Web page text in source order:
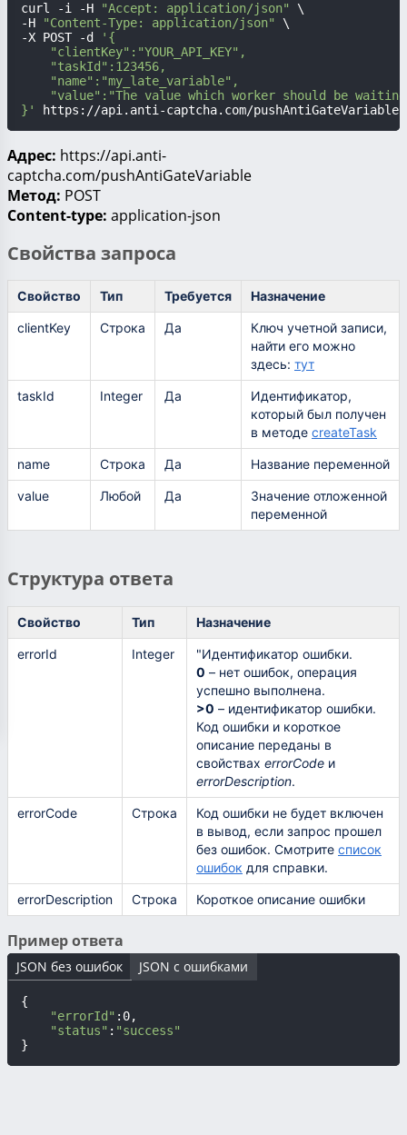
curl -i -H "Accept: application/json"
\
-H
"Content-Type: application/json"
\
-X POST -d
'{
    "clientKey":"YOUR_API_KEY",
    "taskId":123456,
    "name":"my_late_variable",
"value":"The value which worker should be
}'
https://api.anti-captcha.com/pushAntiGateVariable
Адрес: https://api.anti-
captcha.com/pushAntiGateVariable
Метод: POST
Content-type: application-json
Свойства запроса
Свойство Тип Требуется Назначение
clientKey Строка Да
Ключ учетной записи,
найти его можно
здесь: тут
taskId Integer Да
Идентификатор,
который был получен
в методе createTask
name Строка Да Название переменной
value Любой Да
Значение отложенной
переменной
Структура ответа
Свойство Тип Назначение
errorId Integer
"Идентификатор ошибки.
0 – нет ошибок, операция
успешно выполнена.
>0 – идентификатор ошибки.
Код ошибки и короткое
описание переданы в
свойствах errorCode и
errorDescription.
errorCode Строка
Код ошибки не будет включен
в вывод, если запрос прошел
без ошибок. Смотрите список
ошибок для справки.
errorDescription Строка Короткое описание ошибки
Пример ответа
JSON без ошибок JSON с ошибками
{
"errorId" :0,
"status" : "success"
}